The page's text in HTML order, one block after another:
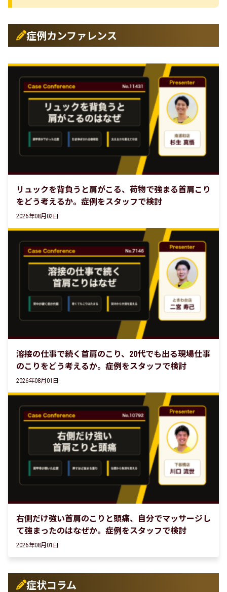
症例カンファレンス
リュックを背負うと肩がこる、荷物で強まる首肩こり
をどう考えるか。症例をスタッフで検討
2026年08月02日
溶接の仕事で続く首肩のこり、20代でも出る現場仕事
のこりをどう考えるか。症例をスタッフで検討
2026年08月01日
右側だけ強い首肩のこりと頭痛、自分でマッサージし
て強まったのはなぜか。症例をスタッフで検討
2026年08月01日
症状コラム